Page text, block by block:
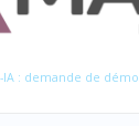
IA : demande de démo